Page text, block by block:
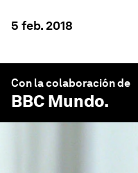
5 feb. 2018
Con la colaboración de
BBC Mundo.